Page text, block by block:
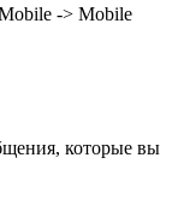
-> Mobile
которые вы